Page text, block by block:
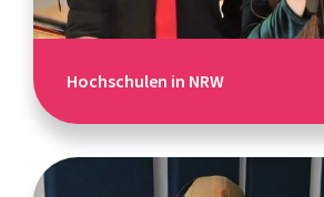
Hochschulen in NRW